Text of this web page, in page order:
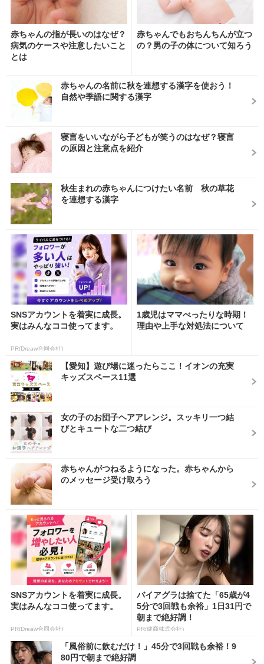
赤ちゃんの指が長いのはなぜ？
病気のケースや注意したいこと
とは
赤ちゃんでもおちんちんが立つ
の？男の子の体について知ろう
赤ちゃんの名前に秋を連想する漢字を使おう！
自然や季語に関する漢字
寝言をいいながら子どもが笑うのはなぜ？寝言
の原因と注意点を紹介
秋生まれの赤ちゃんにつけたい名前 秋の草花
を連想する漢字
SNSアカウントを着実に成長。
実はみんなココ使ってます。
PR(Dreaw合同会社)
1歳児はママべったりな時期！
理由や上手な対処法について
【愛知】遊び場に迷ったらここ！イオンの充実
キッズスペース11選
女の子のお団子ヘアアレンジ。スッキリ一つ結
びとキュートな二つ結び
赤ちゃんがつねるようになった。赤ちゃんから
のメッセージ受け取ろう
SNSアカウントを着実に成長。
実はみんなココ使ってます。
PR(Dreaw合同会社)
バイアグラは捨てた「65歳が4
5分で3回戦も余裕」1日31円で
朝まで絶好調！
PR(健商株式会社)
「風俗前に飲むだけ！」45分で3回戦も余裕！9
80円で朝まで絶好調